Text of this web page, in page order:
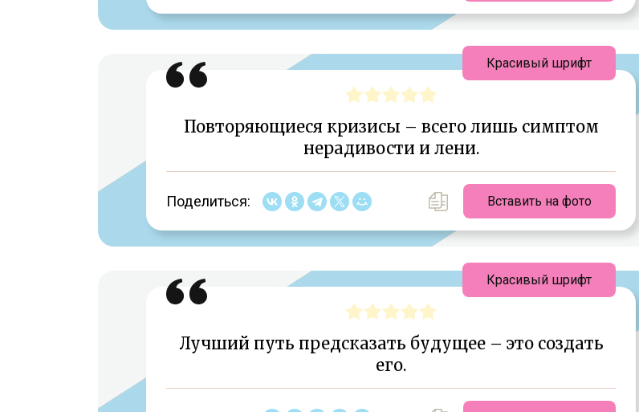
Повторяющиеся кризисы – всего лишь симптом
нерадивости и лени.
Поделиться: Вставить на фото
Красивый шрифт
Лучший путь предсказать будущее – это создать
его.
Красивый шрифт